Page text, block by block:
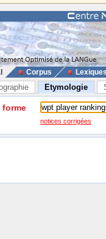
Corpus
Etymologie
forme
notices corrigées